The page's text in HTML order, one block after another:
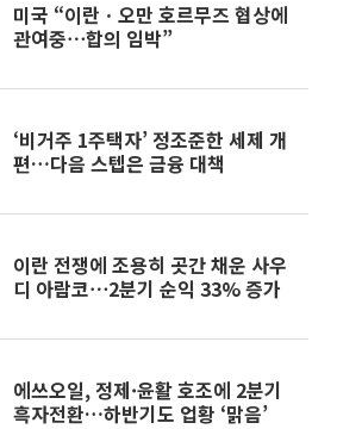
미국 “이란ㆍ오만 호르무즈 협상에
관여중⋯합의 임박”
‘비거주 1주택자’ 정조준한 세제 개
편…다음 스텝은 금융 대책
이란 전쟁에 조용히 곳간 채운 사우
디 아람코⋯2분기 순익 33% 증가
에쓰오일, 정제·윤활 호조에 2분기
흑자전환…하반기도 업황 ‘맑음’